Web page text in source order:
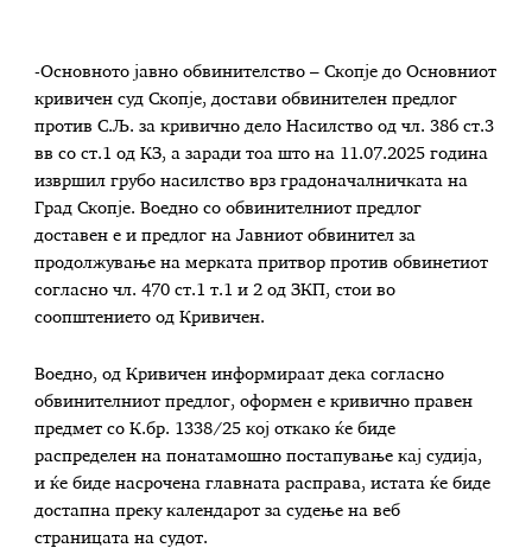
-Основното јавно обвинителство – Скопје до Основниот
кривичен суд Скопје, достави обвинителен предлог
против С.Љ. за кривично дело Насилство од чл. 386 ст.3
вв со ст.1 од КЗ, а заради тоа што на 11.07.2025 година
извршил грубо насилство врз градоначалничката на
Град Скопје. Воедно со обвинителниот предлог
доставен е и предлог на Јавниот обвинител за
продолжување на мерката притвор против обвинетиот
согласно чл. 470 ст.1 т.1 и 2 од ЗКП, стои во
соопштението од Кривичен.
Воедно, од Кривичен информираат дека согласно
обвинителниот предлог, оформен е кривично правен
предмет со К.бр. 1338/25 кој откако ќе биде
распределен на понатамошно постапување кај судија,
и ќе биде насрочена главната расправа, истата ќе биде
достапна преку календарот за судење на веб
страницата на судот.